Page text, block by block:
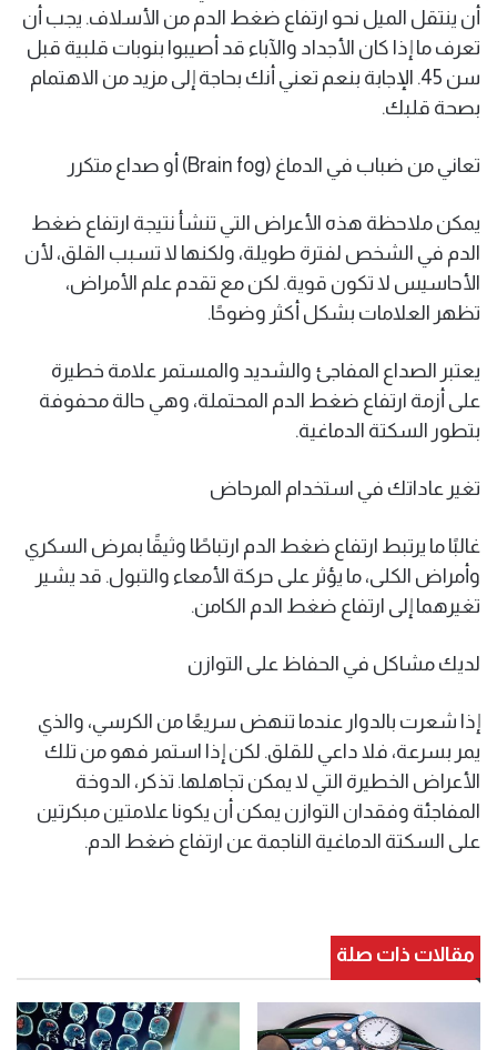
أن ينتقل الميل نحو ارتفاع ضغط الدم من الأسلاف. يجب أن
تعرف ما إذا كان الأجداد والآباء قد أصيبوا بنوبات قلبية قبل
سن 45. الإجابة بنعم تعني أنك بحاجة إلى مزيد من الاهتمام
بصحة قلبك.
تعاني من ضباب في الدماغ (Brain fog) أو صداع متكرر
يمكن ملاحظة هذه الأعراض التي تنشأ نتيجة ارتفاع ضغط
الدم في الشخص لفترة طويلة، ولكنها لا تسبب القلق، لأن
الأحاسيس لا تكون قوية. لكن مع تقدم علم الأمراض،
تظهر العلامات بشكل أكثر وضوحًا.
يعتبر الصداع المفاجئ والشديد والمستمر علامة خطيرة
على أزمة ارتفاع ضغط الدم المحتملة، وهي حالة محفوفة
بتطور السكتة الدماغية.
تغير عاداتك في استخدام المرحاض
غالبًا ما يرتبط ارتفاع ضغط الدم ارتباطًا وثيقًا بمرض السكري
وأمراض الكلى، ما يؤثر على حركة الأمعاء والتبول. قد يشير
تغيرهما إلى ارتفاع ضغط الدم الكامن.
لديك مشاكل في الحفاظ على التوازن
إذا شعرت بالدوار عندما تنهض سريعًا من الكرسي، والذي
يمر بسرعة، فلا داعي للقلق. لكن إذا استمر فهو من تلك
الأعراض الخطيرة التي لا يمكن تجاهلها. تذكر، الدوخة
المفاجئة وفقدان التوازن يمكن أن يكونا علامتين مبكرتين
على السكتة الدماغية الناجمة عن ارتفاع ضغط الدم.
مقالات ذات صلة